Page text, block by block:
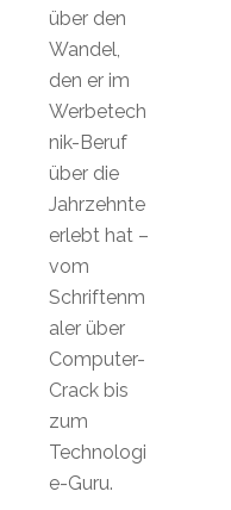
über den
Wandel,
den er im
Werbetech
nik-Beruf
über die
Jahrzehnte
erlebt hat –
vom
Schriftenm
aler über
Computer-
Crack bis
zum
Technologi
e-Guru.